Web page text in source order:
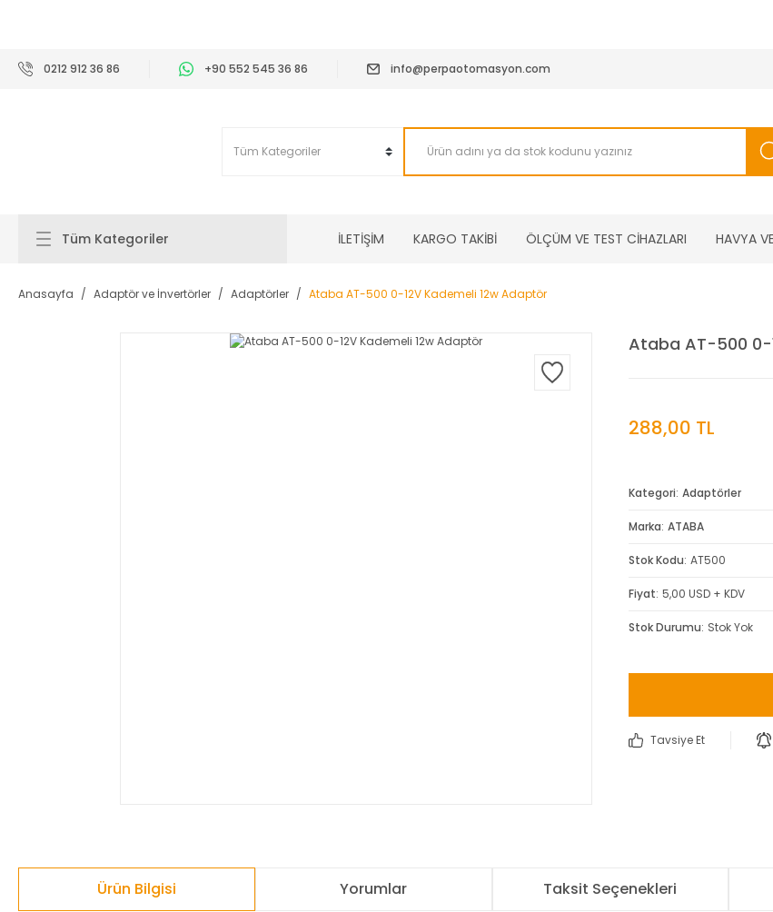
0212 912 36 86 +90 552 545 36 86 info@perpaotomasyon.com
Tüm Kategoriler İLETİŞİM KARGO TAKİBİ ÖLÇÜM VE TEST CİHAZLARI HAVYA
Anasayfa Adaptör ve İnvertörler Adaptörler Ataba AT-500 0-12V Kademeli 12w Adaptör
Ataba AT-500 0-
288,00 TL
Kategori Adaptörler
Marka ATABA
Stok Kodu AT500
Fiyat 5,00 USD + KDV
Stok Durumu Stok Yok
Tavsiye Et
Ürün Bilgisi Yorumlar Taksit Seçenekleri